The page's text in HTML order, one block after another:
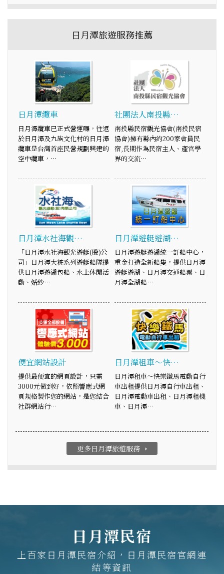
日月潭旅遊服務推薦
日月潭纜車
日月潭纜車已正式營運囉，往返
於日月潭及九族文化村的日月潭
纜車是台灣首座民營規劃興建的
空中纜車，…
社團法人南投縣…
南投縣民宿觀光協會(南投民宿
協會)擁有縣內約200家會員民
宿,長期作為民宿主人、產官學
界的交流…
日月潭水社海觀…
「日月潭水社海觀光遊艇(股)公
司」日月潭大粧系列遊艇船隊提
供日月潭遊湖包船、水上休閒活
動、婚紗…
日月潭遊艇遊湖…
日月潭遊艇遊湖統一訂船中心，
重金打造全新船隻，提供日月潭
遊艇遊湖、日月潭交通船票、日
月潭全湖船…
便宜網站設計
提供最便宜的網頁設計，只需
3000元做到好，依照響應式網
頁規格製作您的網站，是您結合
社群網站行…
日月潭租車～快…
日月潭租車～快樂鐵馬電動自行
車出租提供日月潭自行車出租、
日月潭電動車出租、日月潭租機
車、日月潭…
更多日月潭旅遊服務 arrow_right
日月潭民宿
上百家日月潭民宿介紹，日月潭民宿官網連
結等資訊